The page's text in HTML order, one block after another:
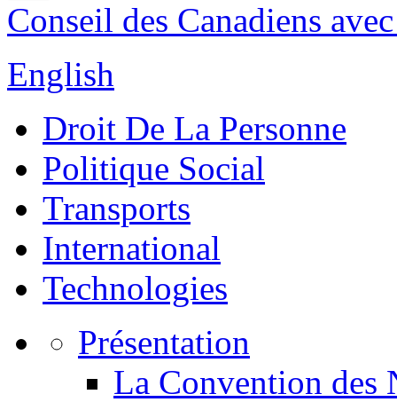
Conseil des Canadiens
English
Droit De La Personne
Politique Social
Transports
International
Technologies
Présentation
La Convention des